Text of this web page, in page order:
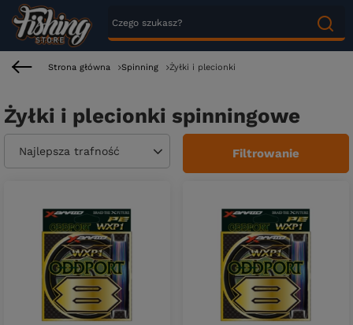
Strona główna Spinning Żyłki i plecionki
Żyłki i plecionki spinningowe
Zmień sortowanie
Najlepsza trafność Filtrowanie